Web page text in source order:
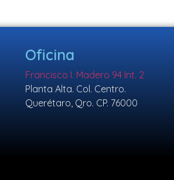
Oficina
Francisco I. Madero 94 Int. 2
Planta Alta. Col. Centro.
Querétaro, Qro. CP. 76000